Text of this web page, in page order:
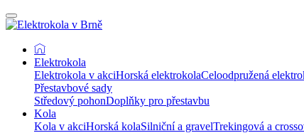
Elektrokola
Elektrokola v akciHorská elektrokolaCeloodpružená
Přestavbové sady
Středový pohonDoplňky pro přestavbu
Kola
Kola v akciHorská kolaSilniční a gravelTrekingová a